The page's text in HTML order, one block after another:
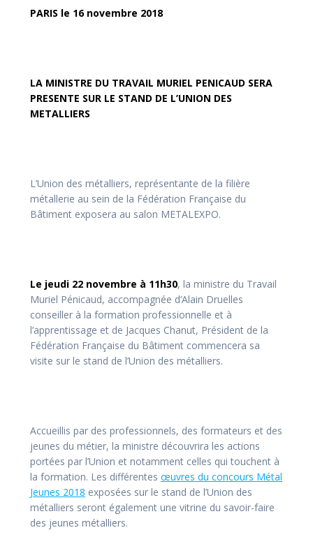
PARIS le 16 novembre 2018
LA MINISTRE DU TRAVAIL MURIEL PENICAUD SERA
PRESENTE SUR LE STAND DE L’UNION DES
METALLIERS
L’Union des métalliers, représentante de la filière
métallerie au sein de la Fédération Française du
Bâtiment exposera au salon METALEXPO.
Le jeudi 22 novembre à 11h30, la ministre du Travail
Muriel Pénicaud, accompagnée d’Alain Druelles
conseiller à la formation professionnelle et à
l’apprentissage et de Jacques Chanut, Président de la
Fédération Française du Bâtiment commencera sa
visite sur le stand de l’Union des métalliers.
Accueillis par des professionnels, des formateurs et des
jeunes du métier, la ministre découvrira les actions
portées par l’Union et notamment celles qui touchent à
la formation. Les différentes œuvres du concours Métal
Jeunes 2018 exposées sur le stand de l’Union des
métalliers seront également une vitrine du savoir-faire
des jeunes métalliers.